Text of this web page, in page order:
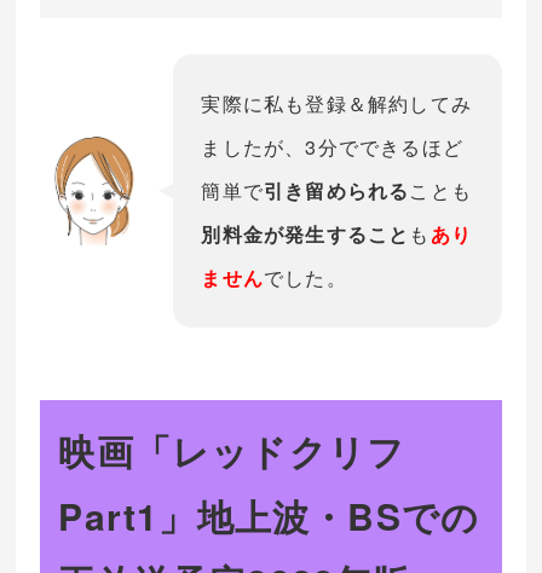
実際に私も登録＆解約してみ
ましたが、3分でできるほど
簡単で引き留められることも
別料金が発生すること も あり
ませんでした。
映画「レッドクリフ
Part1」地上波・BSでの